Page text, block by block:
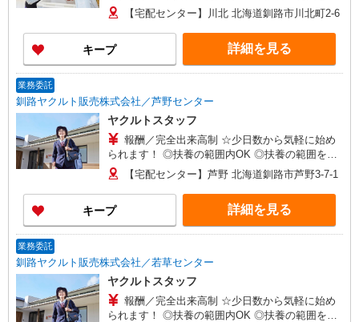
えた高収入も応相談 月額80,000円〜 ※研修期間中
は日当支払あり（5日間：時給1000円）
【宅配センター】川北 北海道釧路市川北町2-6
キープ 詳細を見る
業務委託
釧路ヤクルト販売株式会社／芦野センター
ヤクルトスタッフ
報酬／完全出来高制 ☆少日数から気軽に始め
られます！ ◎扶養の範囲内OK ◎扶養の範囲を超
えた高収入も応相談 月額80,000円〜 ※研修期間中
は日当支払あり（5日間：時給1000円）
【宅配センター】芦野 北海道釧路市芦野3-7-1
キープ 詳細を見る
業務委託
釧路ヤクルト販売株式会社／若草センター
ヤクルトスタッフ
報酬／完全出来高制 ☆少日数から気軽に始め
られます！ ◎扶養の範囲内OK ◎扶養の範囲を超